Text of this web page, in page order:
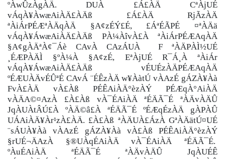
ºÀwÛzÀgÀÄ. DUÀ £Á£ÀÄ CªÀjUÉ
vÁqÀ¥ÀwæAiÀÄ£ÀÄß £Á£ÀÄ RjÃzÀÄ
ªÀiÁrPÉÆªÀÄqÀÄ §A¢zÉÝ£É, £ÁªÉÃPÉ ¤ªÀÄä
vÁqÀ¥ÁwæAiÀÄ£ÀÄß PÀ¼ÀîvÀ£À ªÀiÁrPÉÆAqÀÄ
§A¢gÀÄªÀ¢¯Áè CAvÀ CAzÁUÀ F ªÀÄPÀÌ½UÉ
¸ÉÆPÀÄÌ §ºÀ¼À §A¢zÉ, EªÀjUÉ R¯Á¸À ªÀiÁr
vÁqÀ¥ÁwæAiÀÄ£ÀÄß vÉUÉzÀÄPÉÆAqÀÄ
ºÉÆUÀÄvÉÛªÉ CAvÁ ¨ÉÊzÀÄ w¥ÀàtÚ vÀAzÉ gÁZÀ¥Àà
FvÀ£ÀÄ vÀ£Àß PÉÊAiÀÄ°èzÀÝ PÉÆqÀ°AiÀÄ
vÀÄA©¤AzÀ £À£Àß vÀ¯ÉAiÀÄ ªÉÄÃ¯É ªÀÄvÀÄÛ
JqÀUÀtÂÚ£À ºÀÄ©â£À ªÉÄÃ¯É ºÉÆqÉzÀÄ gÀPÀÛ
UÁAiÀÄ¥Àr¹zÀ£ÀÄ. £À£Àß ªÀÄUÀ£ÁzÀ GªÀÄätÚ¤UÉ
¨sÁUÀ¥Àà vÀAzÉ gÁZÀ¥Àà vÀ£Àß PÉÊAiÀÄ°èzÀÝ
§rUÉ¬ÄAzÀ §®UÀqÉAiÀÄ vÀ¯ÉAiÀÄ ªÉÄÃ¯É.
ºÀuÉAiÀÄ ªÉÄÃ¯É ªÀÄvÀÄÛ JqÀUÉÊ